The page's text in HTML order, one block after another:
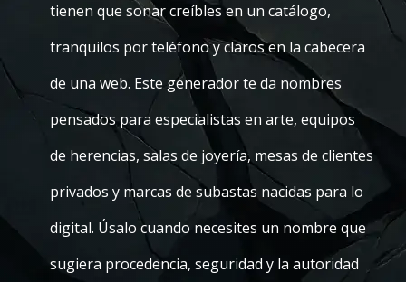
tienen que sonar creíbles en un catálogo,
tranquilos por teléfono y claros en la cabecera
de una web. Este generador te da nombres
pensados para especialistas en arte, equipos
de herencias, salas de joyería, mesas de clientes
privados y marcas de subastas nacidas para lo
digital. Úsalo cuando necesites un nombre que
sugiera procedencia, seguridad y la autoridad